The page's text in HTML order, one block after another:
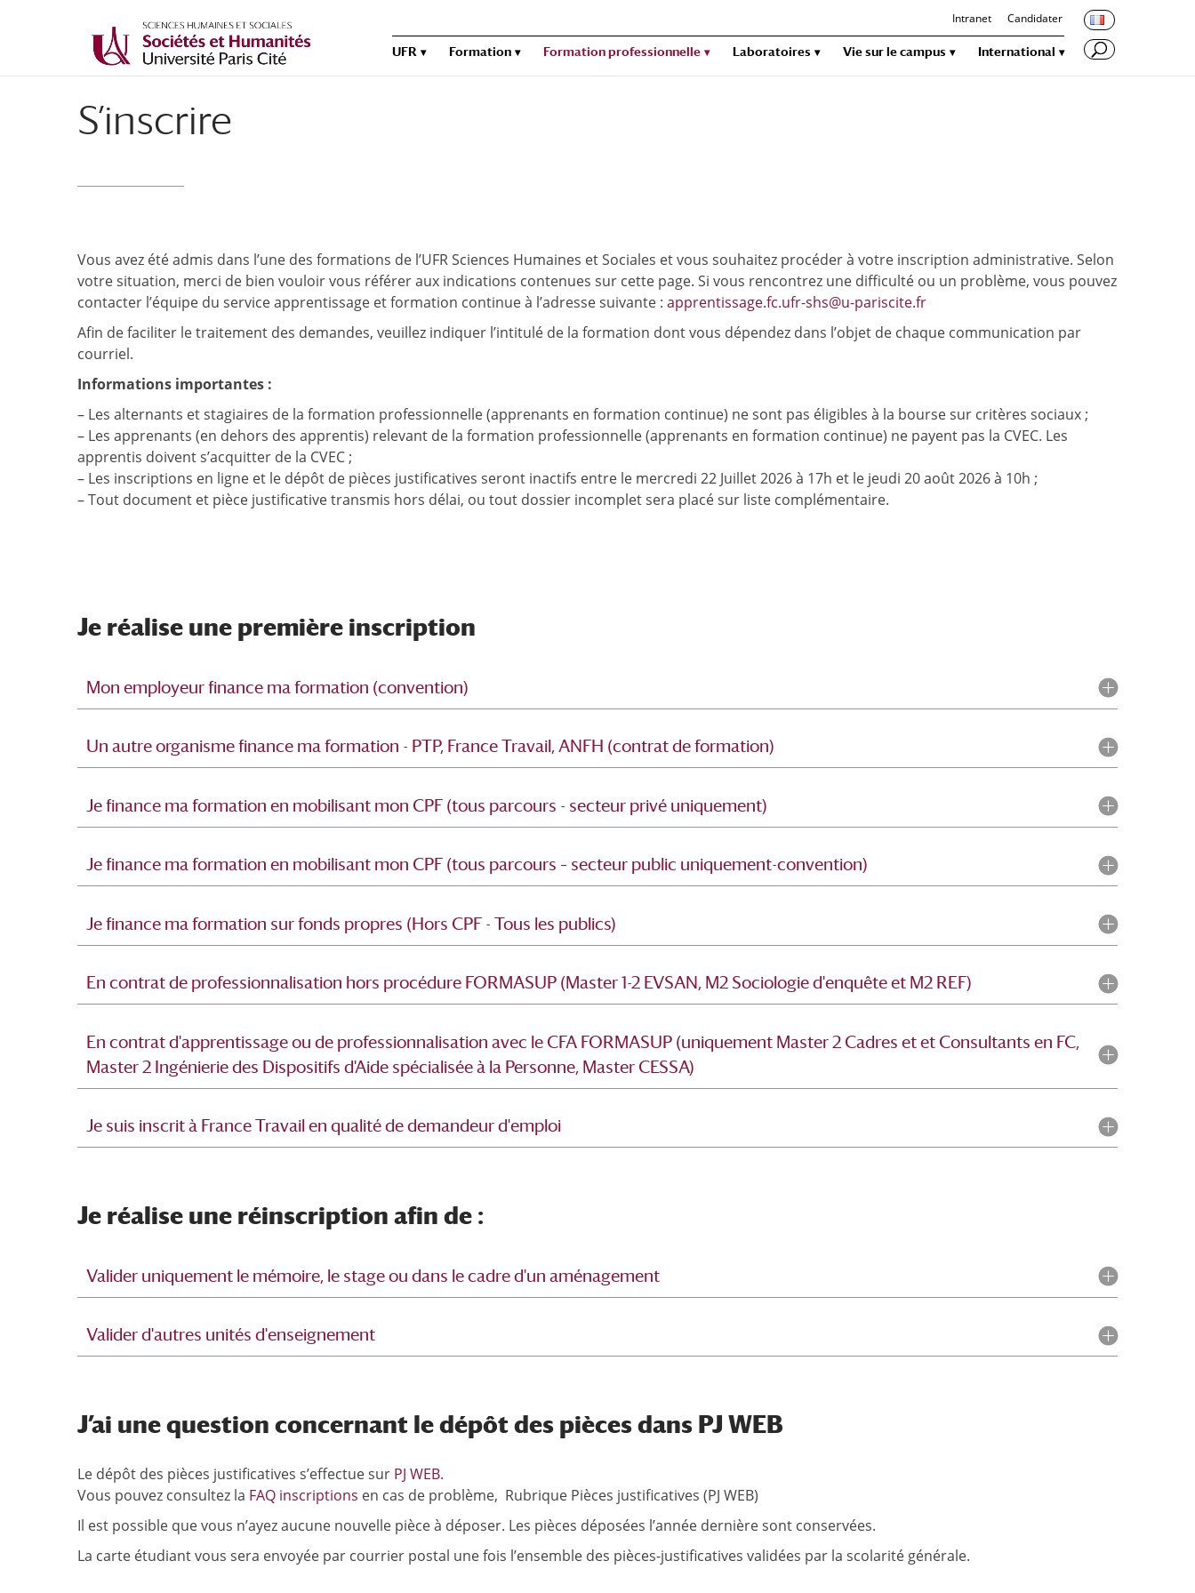
Intranet Candidater
UFR Formation Formation professionnelle Laboratoires Vie sur le campus International
S’inscrire
Vous avez été admis dans l’une des formations de l’UFR Sciences Humaines et Sociales et vous souhaitez procéder à votre inscription administrative. Selon
votre situation, merci de bien vouloir vous référer aux indications contenues sur cette page. Si vous rencontrez une difficulté ou un problème, vous pouvez
contacter l’équipe du service apprentissage et formation continue à l’adresse suivante : apprentissage.fc.ufr-shs@u-pariscite.fr
Afin de faciliter le traitement des demandes, veuillez indiquer l’intitulé de la formation dont vous dépendez dans l’objet de chaque communication par
courriel.
Informations importantes :
– Les alternants et stagiaires de la formation professionnelle (apprenants en formation continue) ne sont pas éligibles à la bourse sur critères sociaux ;
– Les apprenants (en dehors des apprentis) relevant de la formation professionnelle (apprenants en formation continue) ne payent pas la CVEC. Les
apprentis doivent s’acquitter de la CVEC ;
– Les inscriptions en ligne et le dépôt de pièces justificatives seront inactifs entre le mercredi 22 Juillet 2026 à 17h et le jeudi 20 août 2026 à 10h ;
– Tout document et pièce justificative transmis hors délai, ou tout dossier incomplet sera placé sur liste complémentaire.
Je réalise une première inscription
Mon employeur finance ma formation (convention)
Un autre organisme finance ma formation - PTP, France Travail, ANFH (contrat de formation)
Je finance ma formation en mobilisant mon CPF (tous parcours - secteur privé uniquement)
Je finance ma formation en mobilisant mon CPF (tous parcours – secteur public uniquement-convention)
Je finance ma formation sur fonds propres (Hors CPF - Tous les publics)
En contrat de professionnalisation hors procédure FORMASUP (Master 1-2 EVSAN, M2 Sociologie d'enquête et M2 REF)
En contrat d'apprentissage ou de professionnalisation avec le CFA FORMASUP (uniquement Master 2 Cadres et et Consultants en FC,
Master 2 Ingénierie des Dispositifs d'Aide spécialisée à la Personne, Master CESSA)
Je suis inscrit à France Travail en qualité de demandeur d'emploi
Je réalise une réinscription afin de :
Valider uniquement le mémoire, le stage ou dans le cadre d'un aménagement
Valider d'autres unités d'enseignement
J’ai une question concernant le dépôt des pièces dans PJ WEB
Le dépôt des pièces justificatives s’effectue sur PJ WEB.
Vous pouvez consultez la FAQ inscriptions en cas de problème, Rubrique Pièces justificatives (PJ WEB)
Il est possible que vous n’ayez aucune nouvelle pièce à déposer. Les pièces déposées l’année dernière sont conservées.
La carte étudiant vous sera envoyée par courrier postal une fois l’ensemble des pièces-justificatives validées par la scolarité générale.